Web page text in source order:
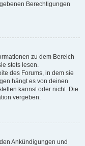
Berechtigungen
zu dem Bereich
stets lesen.
des Forums, in dem sie
hängt es von deinen
kannst oder nicht. Die
vergeben.
Ankündigungen und